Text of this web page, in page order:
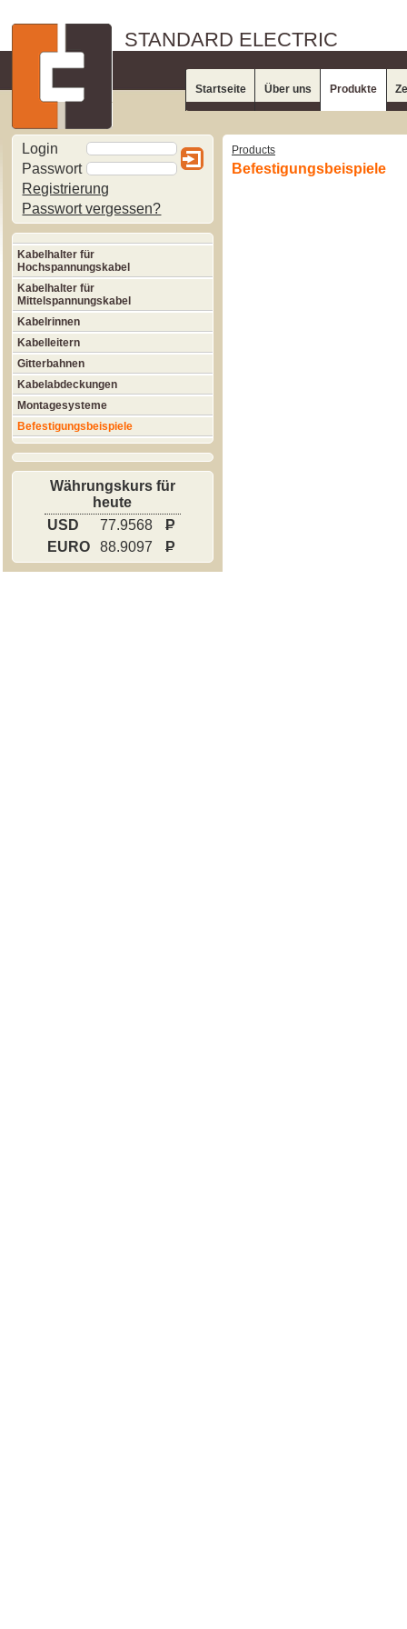
STANDARD ELECTRIC
Startseite Über uns Produkte
Login
Passwort
Registrierung
Passwort vergessen?
Kabelhalter für
Hochspannungskabel
Kabelhalter für
Mittelspannungskabel
Kabelrinnen
Kabelleitern
Gitterbahnen
Kabelabdeckungen
Montagesysteme
Befestigungsbeispiele
Währungskurs für
heute
USD
77.9568
P
EURO
88.9097 P
Products
Befestigungsbeispiele